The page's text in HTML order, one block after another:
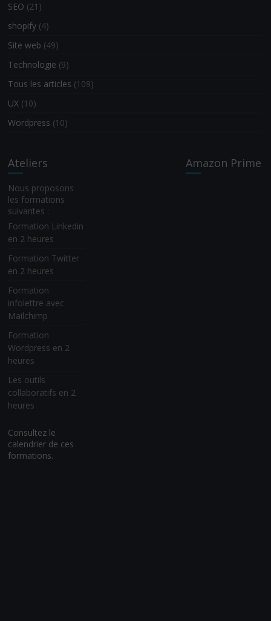
SEO (21)
shopify (4)
Site web (49)
Technologie (9)
Tous les articles (109)
UX (10)
Wordpress (10)
Ateliers
Nous proposons
les formations
suivantes :
Formation Linkedin
en 2 heures
Formation Twitter
en 2 heures
Formation
infolettre avec
Mailchimp
Formation
Wordpress en 2
heures
Les outils
collaboratifs en 2
heures
Consultez le
calendrier de ces
formations.
Amazon Prime